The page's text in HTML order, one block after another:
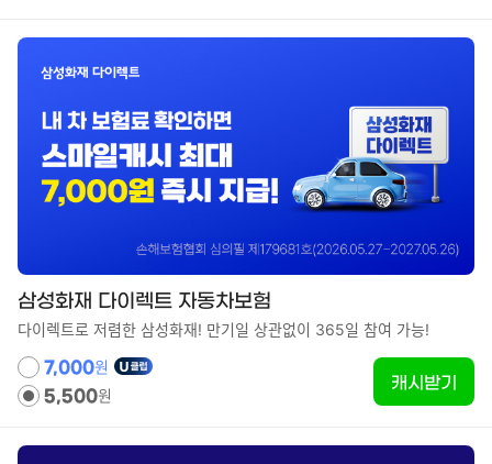
삼성화재 다이렉트 자동차보험
다이렉트로 저렴한 삼성화재! 만기일 상관없이 365일 참여 가능!
7,000원
5,500원
캐시받기